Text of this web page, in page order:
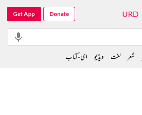
URD
Get App Donate
شعر لغت ویڈیو ای-کتاب